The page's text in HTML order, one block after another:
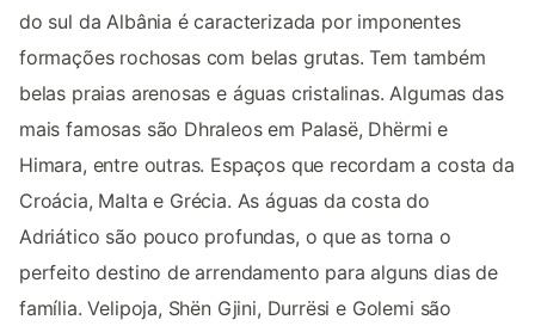
do sul da Albânia é caracterizada por imponentes
formações rochosas com belas grutas. Tem também
belas praias arenosas e águas cristalinas. Algumas das
mais famosas são Dhraleos em Palasë, Dhërmi e
Himara, entre outras. Espaços que recordam a costa da
Croácia, Malta e Grécia. As águas da costa do
Adriático são pouco profundas, o que as torna o
perfeito destino de arrendamento para alguns dias de
família. Velipoja, Shën Gjini, Durrësi e Golemi são